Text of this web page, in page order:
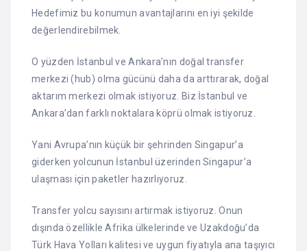
Hedefimiz bu konumun avantajlarını en iyi şekilde
değerlendirebilmek.
O yüzden İstanbul ve Ankara’nın doğal transfer
merkezi (hub) olma gücünü daha da arttırarak, doğal
aktarım merkezi olmak istiyoruz. Biz İstanbul ve
Ankara’dan farklı noktalara köprü olmak istiyoruz.
Yani Avrupa’nın küçük bir şehrinden Singapur’a
giderken yolcunun İstanbul üzerinden Singapur’a
ulaşması için paketler hazırlıyoruz.
Transfer yolcu sayısını artırmak istiyoruz. Onun
dışında özellikle Afrika ülkelerinde ve Uzakdoğu’da
Türk Hava Yolları kalitesi ve uygun fiyatıyla ana taşıyıcı